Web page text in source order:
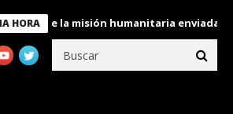
HORA
la misión humanitaria enviada a